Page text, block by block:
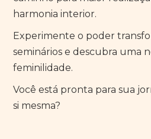
harmonia interior.
Experimente o poder
seminários e descubra uma
feminilidade.
Você está pronta para sua
si mesma?